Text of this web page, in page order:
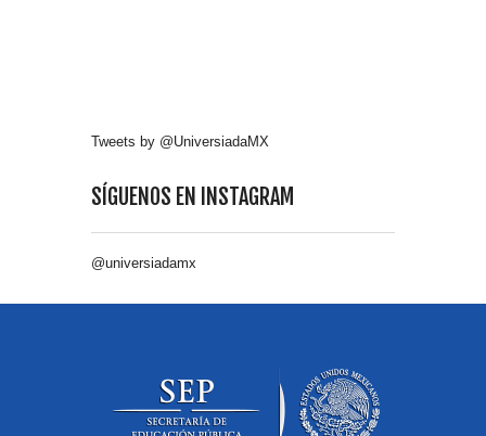
Tweets by @UniversiadaMX
SÍGUENOS EN INSTAGRAM
@universiadamx